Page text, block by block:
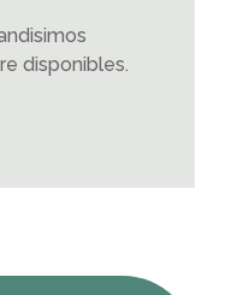
disponibles.